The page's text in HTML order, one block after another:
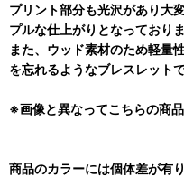
プリント部分も光沢があり大
プルな仕上がりとなっておりま
また、ウッド素材のため軽量
を忘れるようなブレスレットで
※画像と異なってこちらの商
商品のカラーには個体差が有